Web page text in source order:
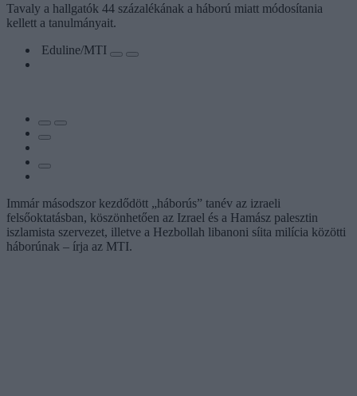
Tavaly a hallgatók 44 százalékának a háború miatt módosítania
kellett a tanulmányait.
Eduline/MTI
Immár másodszor kezdődött „háborús” tanév az izraeli
felsőoktatásban, köszönhetően az Izrael és a Hamász palesztin
iszlamista szervezet, illetve a Hezbollah libanoni síita milícia közötti
háborúnak – írja az MTI.